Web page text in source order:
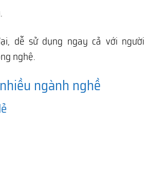
dễ sử dụng ngay cả với người
nghệ.
ngành nghề